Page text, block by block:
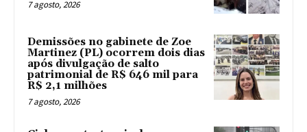
7 agosto, 2026
Demissões no gabinete de Zoe
Martinez (PL) ocorrem dois dias
após divulgação de salto
patrimonial de R$ 646 mil para
R$ 2,1 milhões
7 agosto, 2026